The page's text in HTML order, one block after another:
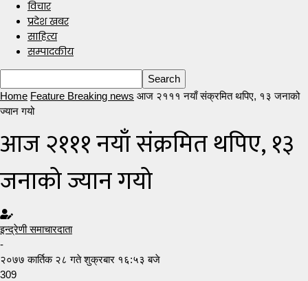
विचार
प्रदेश खबर
साहित्य
सम्पादकीय
Home Feature Breaking news आज २१११ नयाँ संक्रमित थपिए, १३ जनाको
ज्यान गयो
आज २१११ नयाँ संक्रमित थपिए, १३
जनाको ज्यान गयो
इन्द्रेणी समाचारदाता
-
२०७७ कार्तिक २८ गते शुक्रबार १६:५३ बजे
309